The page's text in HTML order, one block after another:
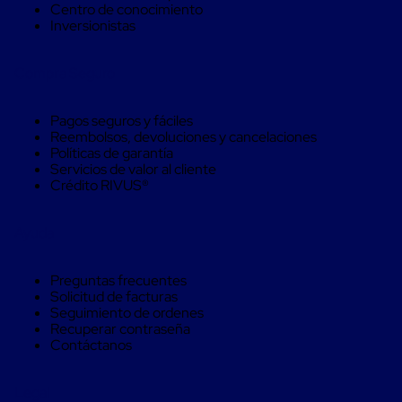
trinca
Hebillas
Hebillas
para
trinca
Trinca
de
viveros
Alambre
de
PET
Mallas
Centro de conocimiento
Inversionistas
Pagos seguros y fáciles
Reembolsos, devoluciones y cancelaciones
Políticas de garantía
Servicios de valor al cliente
Crédito RIVUS®
Preguntas frecuentes
Solicitud de facturas
Seguimiento de ordenes
Recuperar contraseña
Contáctanos